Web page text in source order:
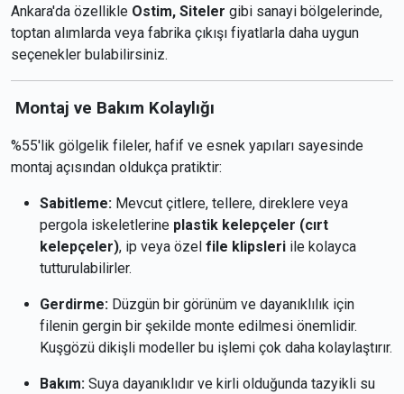
Ankara'da özellikle Ostim, Siteler gibi sanayi bölgelerinde,
toptan alımlarda veya fabrika çıkışı fiyatlarla daha uygun
seçenekler bulabilirsiniz.
Montaj ve Bakım Kolaylığı
%55'lik gölgelik fileler, hafif ve esnek yapıları sayesinde
montaj açısından oldukça pratiktir:
Sabitleme: Mevcut çitlere, tellere, direklere veya
pergola iskeletlerine plastik kelepçeler (cırt
kelepçeler), ip veya özel file klipsleri ile kolayca
tutturulabilirler.
Gerdirme: Düzgün bir görünüm ve dayanıklılık için
filenin gergin bir şekilde monte edilmesi önemlidir.
Kuşgözü dikişli modeller bu işlemi çok daha kolaylaştırır.
Bakım: Suya dayanıklıdır ve kirli olduğunda tazyikli su